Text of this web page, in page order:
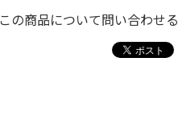
この商品について問い合わせる